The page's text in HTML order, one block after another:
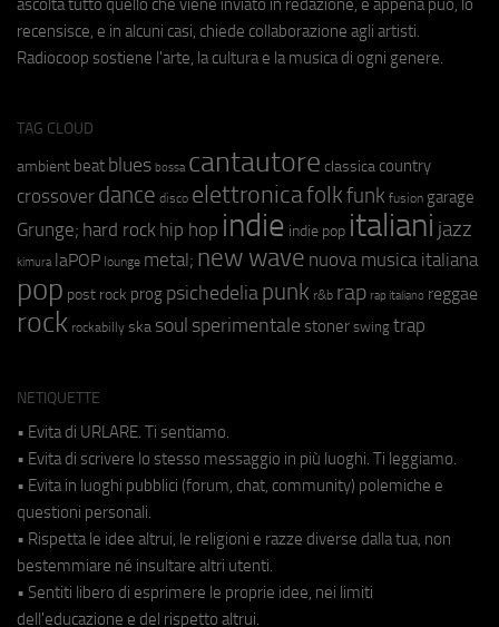
ascolta tutto quello che viene inviato in redazione, e appena può, lo
recensisce, e in alcuni casi, chiede collaborazione agli artisti.
Radiocoop sostiene l'arte, la cultura e la musica di ogni genere.
TAG CLOUD
ambient beat blues bossa cantautore classica country
crossover dance disco elettronicafolkfunk fusion garage
Grunge; hard rock hip hop indie indie pop italiani jazz
kimura laPOP lounge metal; new wave nuova musica italiana
pop post rock prog psichedeliapunk r&b rap rap italiano reggae
rock rockabilly ska soul sperimentale stoner swing trap
NETIQUETTE
• Evita di URLARE. Ti sentiamo.
• Evita di scrivere lo stesso messaggio in più luoghi. Ti leggiamo.
• Evita in luoghi pubblici (forum, chat, community) polemiche e
questioni personali.
• Rispetta le idee altrui, le religioni e razze diverse dalla tua, non
bestemmiare né insultare altri utenti.
• Sentiti libero di esprimere le proprie idee, nei limiti
dell'educazione e del rispetto altrui.